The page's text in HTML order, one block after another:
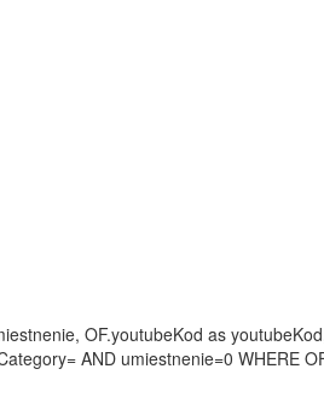
OF.youtubeKod as
AND umiestnenie=0 WHERE